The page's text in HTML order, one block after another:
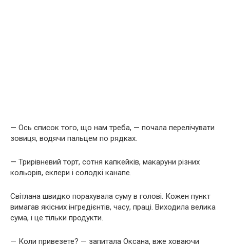
— Ось список того, що нам треба, — почала перелічувати
зовиця, водячи пальцем по рядках.
— Трирівневий торт, сотня капкейків, макаруни різних
кольорів, еклери і солодкі канапе.
Світлана швидко порахувала суму в голові. Кожен пункт
вимагав якісних інгредієнтів, часу, праці. Виходила велика
сума, і це тільки продукти.
— Коли привезете? — запитала Оксана, вже ховаючи